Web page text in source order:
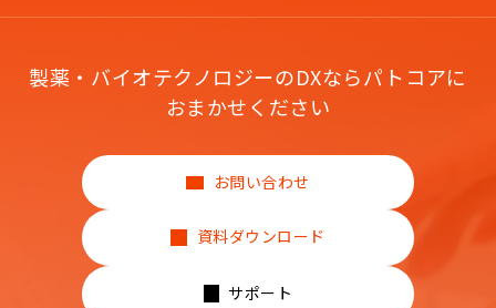
製薬・バイオテクノロジーのDXならパトコアに
おまかせください
お問い合わせ
資料ダウンロード
サポート